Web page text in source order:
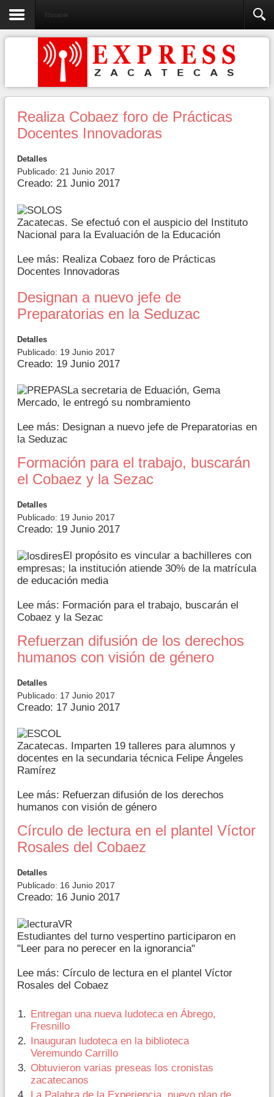
Educación
Realiza Cobaez foro de Prácticas
Docentes Innovadoras
Detalles
Publicado: 21 Junio 2017
Creado: 21 Junio 2017
Zacatecas. Se efectuó con el auspicio del Instituto
Nacional para la Evaluación de la Educación
Lee más: Realiza Cobaez foro de Prácticas
Docentes Innovadoras
Designan a nuevo jefe de
Preparatorias en la Seduzac
Detalles
Publicado: 19 Junio 2017
Creado: 19 Junio 2017
La secretaria de Eduación, Gema
Mercado, le entregó su nombramiento
Lee más: Designan a nuevo jefe de Preparatorias en
la Seduzac
Formación para el trabajo, buscarán
el Cobaez y la Sezac
Detalles
Publicado: 19 Junio 2017
Creado: 19 Junio 2017
El propósito es vincular a bachilleres con
empresas; la institución atiende 30% de la matrícula
de educación media
Lee más: Formación para el trabajo, buscarán el
Cobaez y la Sezac
Refuerzan difusión de los derechos
humanos con visión de género
Detalles
Publicado: 17 Junio 2017
Creado: 17 Junio 2017
Zacatecas. Imparten 19 talleres para alumnos y
docentes en la secundaria técnica Felipe Ángeles
Ramírez
Lee más: Refuerzan difusión de los derechos
humanos con visión de género
Círculo de lectura en el plantel Víctor
Rosales del Cobaez
Detalles
Publicado: 16 Junio 2017
Creado: 16 Junio 2017
Estudiantes del turno vespertino participaron en
"Leer para no perecer en la ignorancia"
Lee más: Círculo de lectura en el plantel Víctor
Rosales del Cobaez
Entregan una nueva ludoteca en Ábrego,
Fresnillo
Inauguran ludoteca en la biblioteca
Veremundo Carrillo
Obtuvieron varias preseas los cronistas
zacatecanos